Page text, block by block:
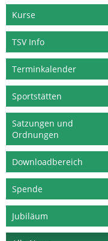
Kurse
TSV Info
Terminkalender
Sportstätten
Satzungen und
Ordnungen
Downloadbereich
Spende
Jubiläum